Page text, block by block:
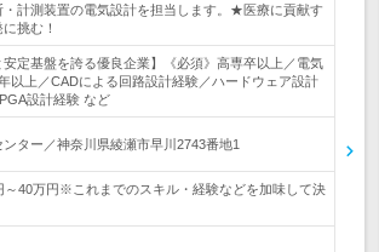
・計測装置の電気設計を担当します。★医療に貢献す
挑む！
安定基盤を誇る優良企業】《必須》高専卒以上／電気
以上／CADによる回路設計経験／ハードウェア設計
設計経験 など
ター／神奈川県綾瀬市早川2743番地1
～40万円※これまでのスキル・経験などを加味して決